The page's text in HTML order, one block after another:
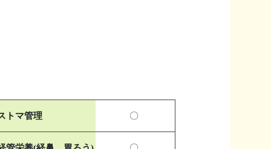
トマ管理 〇